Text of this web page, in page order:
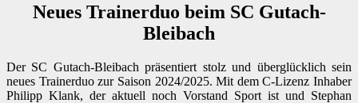
Neues Trainerduo beim SC Gutach-
Bleibach
Der SC Gutach-Bleibach präsentiert stolz und überglücklich sein
neues Trainerduo zur Saison 2024/2025. Mit dem C-Lizenz Inhaber
Philipp Klank, der aktuell noch Vorstand Sport ist und Stephan